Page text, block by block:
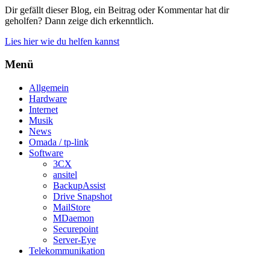
Dir gefällt dieser Blog, ein Beitrag oder Kommentar hat dir
geholfen? Dann zeige dich erkenntlich.
Lies hier wie du helfen kannst
Menü
Allgemein
Hardware
Internet
Musik
News
Omada / tp-link
Software
3CX
ansitel
BackupAssist
Drive Snapshot
MailStore
MDaemon
Securepoint
Server-Eye
Telekommunikation